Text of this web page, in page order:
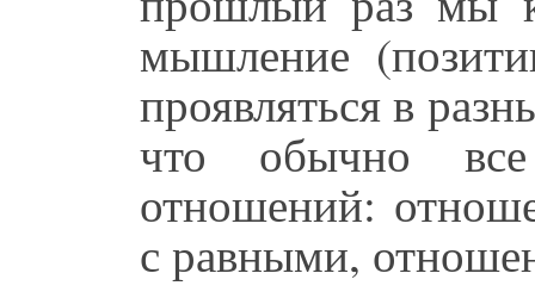
мышление
проявляться в
что обычно
отношений:
с равными,